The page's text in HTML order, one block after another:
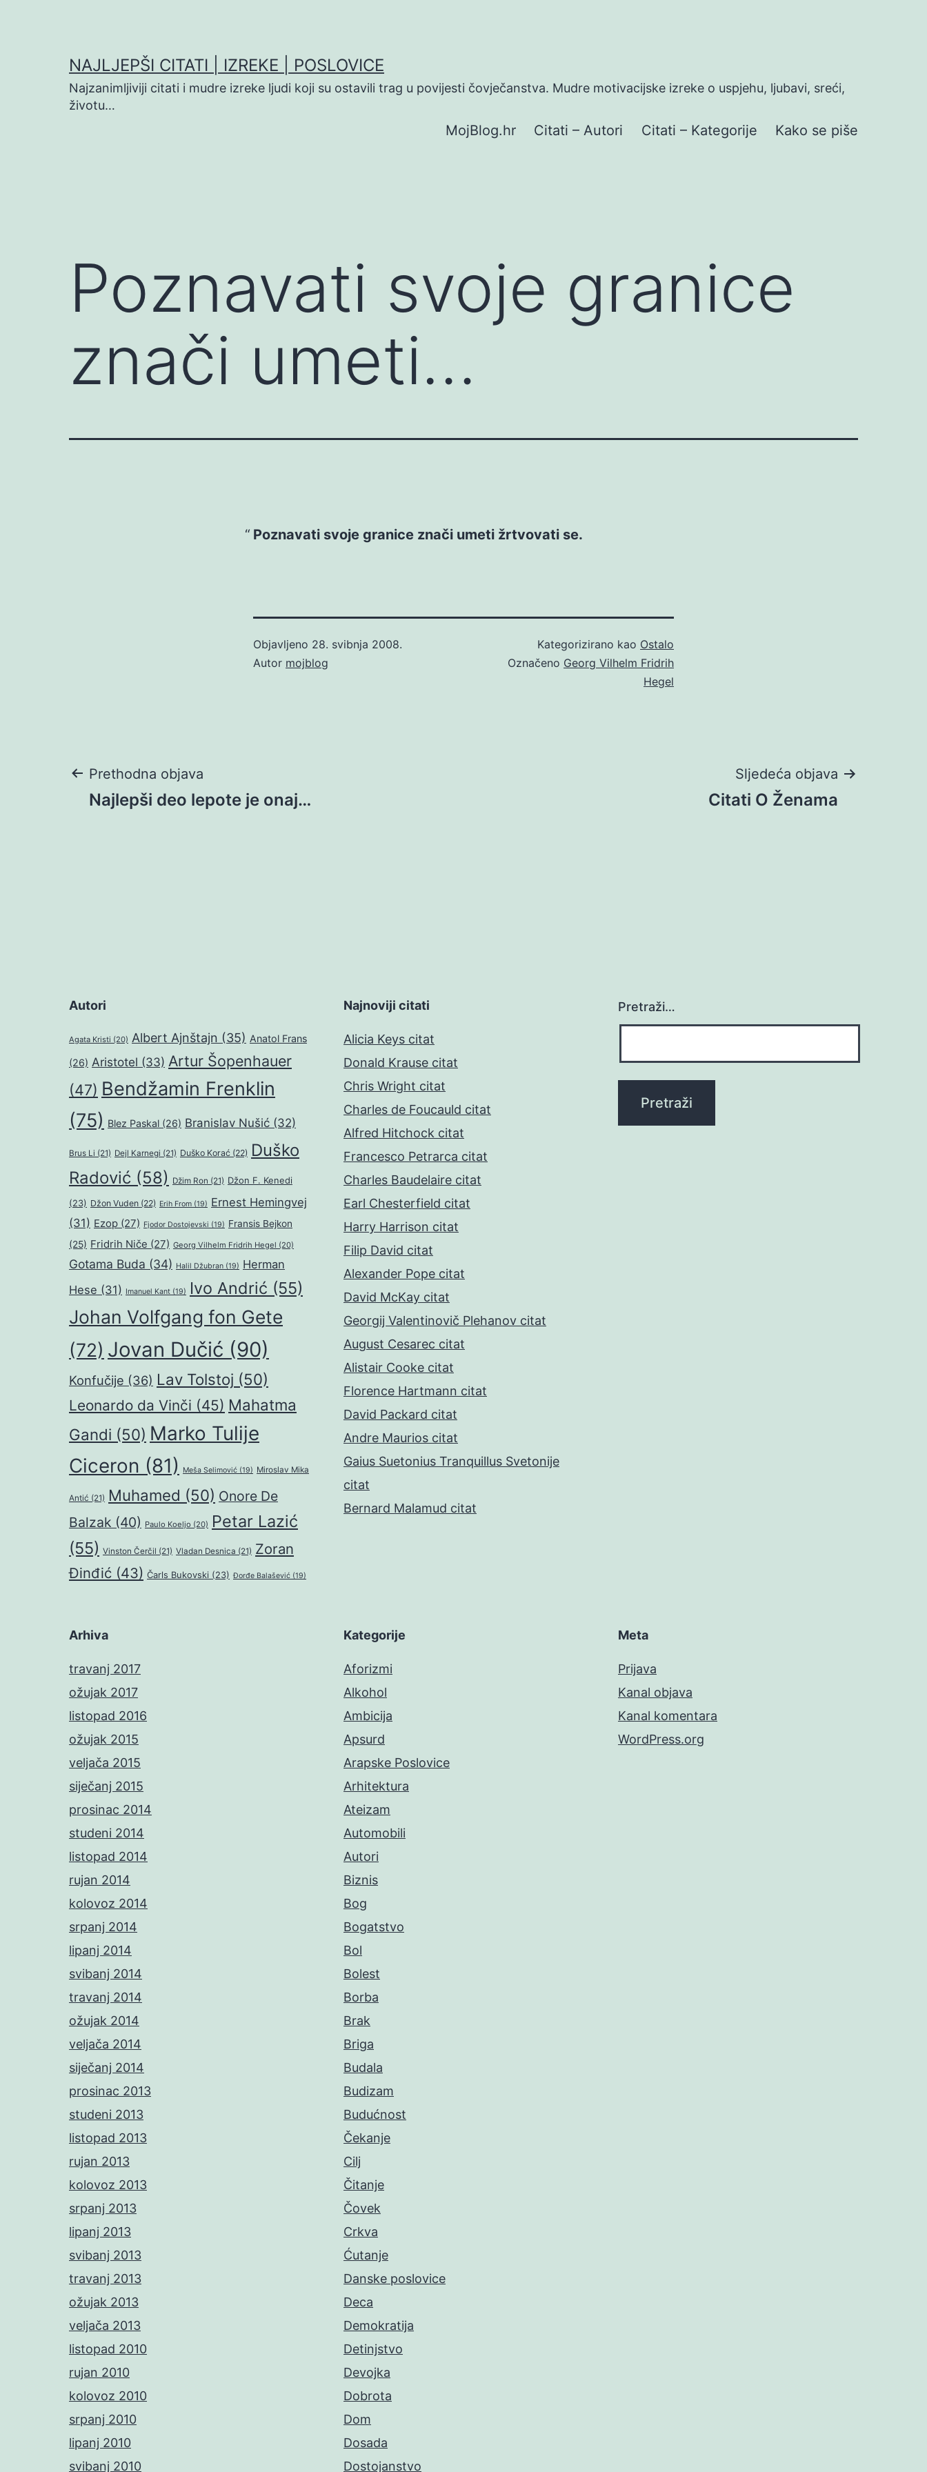
NAJLJEPŠI CITATI | IZREKE | POSLOVICE
Najzanimljiviji citati i mudre izreke ljudi koji su ostavili trag u povijesti čovječanstva. Mudre motivacijske izreke o uspjehu, ljubavi, sreći,
životu…
MojBlog.hr Citati – Autori Citati – Kategorije Kako se piše
Poznavati svoje granice
znači umeti…
Poznavati svoje granice znači umeti žrtvovati se.
Objavljeno 28. svibnja 2008.
Autor mojblog
Kategorizirano kao Ostalo
Označeno Georg Vilhelm Fridrih
Hegel
Navigacija
Prethodna objava
Najlepši deo lepote je onaj…
Sljedeća objava
Citati O Ženama
Autori
Agata Kristi (20) Albert Ajnštajn (35) Anatol Frans
(26) Aristotel (33) Artur Šopenhauer
(47) Bendžamin Frenklin
(75) Blez Paskal (26) Branislav Nušić (32)
Brus Li (21) Dejl Karnegi (21) Duško Korać (22) Duško
Radović (58) Džim Ron (21) Džon F. Kenedi
(23) Džon Vuden (22) Erih From (19) Ernest Hemingvej
(31) Ezop (27) Fjodor Dostojevski (19) Fransis Bejkon
(25) Fridrih Niče (27) Georg Vilhelm Fridrih Hegel (20)
Gotama Buda (34) Halil Džubran (19) Herman
Hese (31) Imanuel Kant (19) Ivo Andrić (55)
Johan Volfgang fon Gete
(72) Jovan Dučić (90)
Konfučije (36) Lav Tolstoj (50)
Leonardo da Vinči (45) Mahatma
Gandi (50) Marko Tulije
Ciceron (81) Meša Selimović (19) Miroslav Mika
Antić (21) Muhamed (50) Onore De
Balzak (40) Paulo Koeljo (20) Petar Lazić
(55) Vinston Čerčil (21) Vladan Desnica (21) Zoran
Đinđić (43) Čarls Bukovski (23) Đorđe Balašević (19)
Najnoviji citati
Alicia Keys citat
Donald Krause citat
Chris Wright citat
Charles de Foucauld citat
Alfred Hitchock citat
Francesco Petrarca citat
Charles Baudelaire citat
Earl Chesterfield citat
Harry Harrison citat
Filip David citat
Alexander Pope citat
David McKay citat
Georgij Valentinovič Plehanov citat
August Cesarec citat
Alistair Cooke citat
Florence Hartmann citat
David Packard citat
Andre Maurios citat
Gaius Suetonius Tranquillus Svetonije
citat
Bernard Malamud citat
Pretraži…
Arhiva
travanj 2017
ožujak 2017
listopad 2016
ožujak 2015
veljača 2015
siječanj 2015
prosinac 2014
studeni 2014
listopad 2014
rujan 2014
kolovoz 2014
srpanj 2014
lipanj 2014
svibanj 2014
travanj 2014
ožujak 2014
veljača 2014
siječanj 2014
prosinac 2013
studeni 2013
listopad 2013
rujan 2013
kolovoz 2013
srpanj 2013
lipanj 2013
svibanj 2013
travanj 2013
ožujak 2013
veljača 2013
listopad 2010
rujan 2010
kolovoz 2010
srpanj 2010
lipanj 2010
svibanj 2010
Kategorije
Aforizmi
Alkohol
Ambicija
Apsurd
Arapske Poslovice
Arhitektura
Ateizam
Automobili
Autori
Biznis
Bog
Bogatstvo
Bol
Bolest
Borba
Brak
Briga
Budala
Budizam
Budućnost
Čekanje
Cilj
Čitanje
Čovek
Crkva
Ćutanje
Danske poslovice
Deca
Demokratija
Detinjstvo
Devojka
Dobrota
Dom
Dosada
Dostojanstvo
Meta
Prijava
Kanal objava
Kanal komentara
WordPress.org